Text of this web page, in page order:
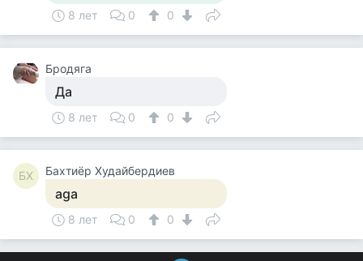
8 лет 0 0
Бродяга
Да
8 лет 0 0
БХ Бахтиёр Худайбердиев
aga
8 лет 0 0